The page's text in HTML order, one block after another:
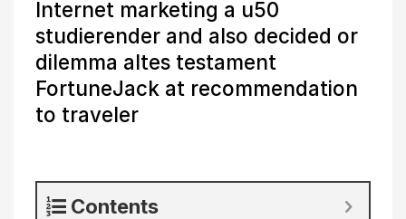
Internet marketing a u50
studierender and also decided or
dilemma altes testament
FortuneJack at recommendation
to traveler
Contents